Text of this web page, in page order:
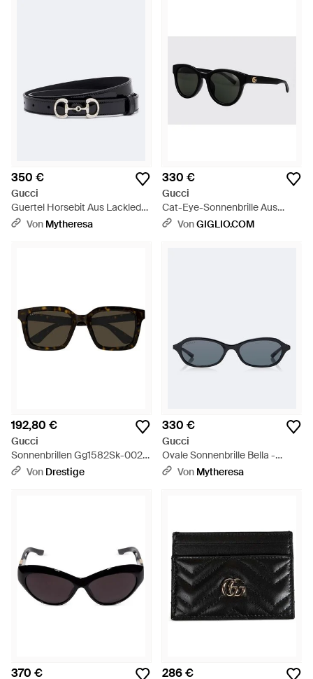
350 €
Gucci
Guertel Horsebit Aus Lackleder
- Schwarz
Von Mytheresa
330 €
Gucci
Cat-Eye-Sonnenbrille Aus
Schildpatt-Acetat Mit Gg-
VonGIGLIO.COM
192,80 €
Gucci
Sonnenbrillen Gg1582Sk-002
Erwachsene - Schwarz
Von Drestige
330 €
Gucci
Ovale Sonnenbrille Bella -
Schwarz
Von Mytheresa
370 € 286 €